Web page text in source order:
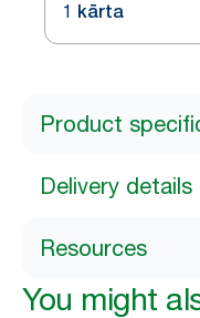
1 kārta
Product
Delivery details
Resources
You might